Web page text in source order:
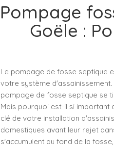
Pompage
Goële :
Le pompage de fosse septique
votre système
pompage de fosse septique se
Mais pourquoi est-il si
clé de votre installation
domestiques avant leur rejet
s'accumulent au fond de la